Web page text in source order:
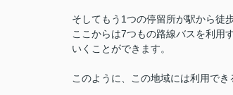
そしてもう1つの停留所が駅から徒
ここからは7つもの路線バスを利用
いくことができます。
このように、この地域には利用で